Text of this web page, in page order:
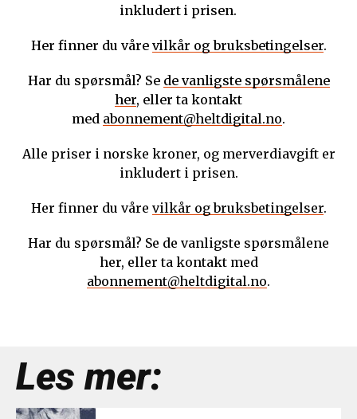
inkludert i prisen.
Her finner du våre vilkår og bruksbetingelser.
Har du spørsmål? Se de vanligste spørsmålene
her, eller ta kontakt
med abonnement@heltdigital.no.
Alle priser i norske kroner, og merverdiavgift er
inkludert i prisen.
Her finner du våre vilkår og bruksbetingelser.
Har du spørsmål? Se de vanligste spørsmålene
her, eller ta kontakt med
abonnement@heltdigital.no.
Les mer: